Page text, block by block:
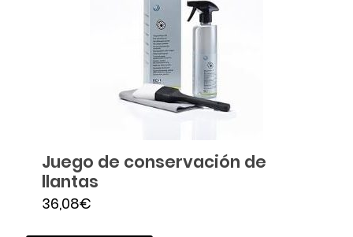
Juego de conservación de
llantas
36,08€